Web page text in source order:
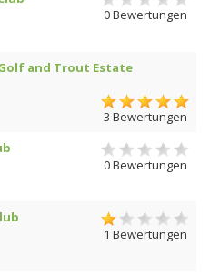
0 Bewertungen
and Trout Estate
3 Bewertungen
0 Bewertungen
1 Bewertungen